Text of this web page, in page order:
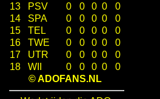
13
PSV 0 0 0 0
0
14
SPA 0 0 0 0
0
15
TEL 0 0 0 0
0
16
TWE 0 0 0 0
0
17
UTR 0 0 0 0
0
18
WII 0 0 0 0
0
© ADOFANS.NL